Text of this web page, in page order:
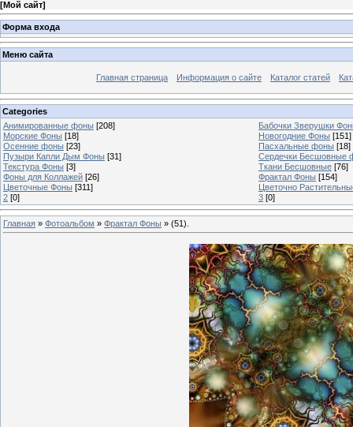
[Мой сайт]
Форма входа
Меню сайта
Главная страница Информация о сайте Каталог статей
Categories
Анимированные фоны [208]
Бабочки Зверушки
Морские Фоны [18] Новогодние Фоны [151]
Осенние фоны [23] Пасхальные фоны [18]
Пузыри Капли Дым Фоны [31]
Сердечки Бесшовные
Текстура Фоны [3] Ткани Бесшовные [76]
Фоны для Коллажей [26] Фрактал Фоны [154]
Цветочные Фоны [311]
Цветочно
2 [0] 3 [0]
Главная » Фотоальбом » Фрактал Фоны » (51).